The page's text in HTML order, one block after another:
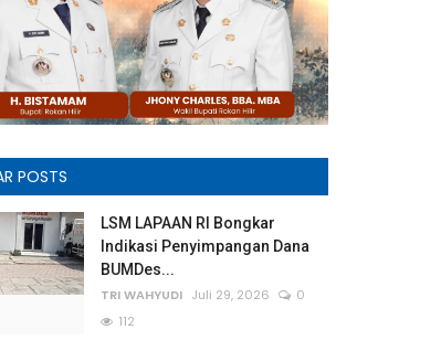
POSTS
LSM LAPAAN RI Bongkar
Indikasi Penyimpangan Dana
BUMDes...
TRI WAHYUDI Juli 29, 2026
0
112